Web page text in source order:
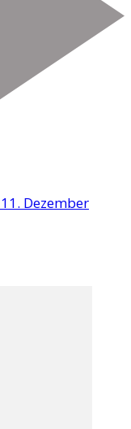
11. Dezember